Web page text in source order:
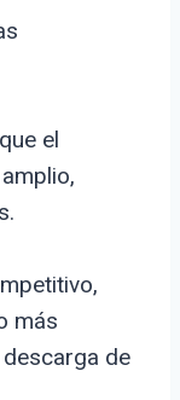
el
más
de